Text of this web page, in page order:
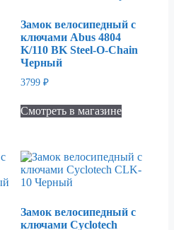
Замок велосипедный с
ключами Abus 4804
K/110 BK Steel-O-Chain
Черный
3799₽
Смотреть в магазине
Замок велосипедный с
ключами Cyclotech